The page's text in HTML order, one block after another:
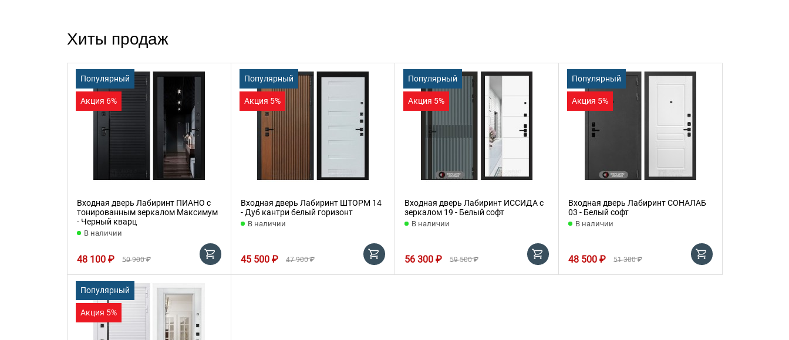
Хиты продаж
Популярный
Акция 6%
Входная дверь Лабиринт ПИАНО с
тонированным зеркалом Максимум
- Черный кварц
В наличии
48 100 ₽ 50 900 ₽
Популярный
Акция 5%
Входная дверь Лабиринт ШТОРМ 14
- Дуб кантри белый горизонт
В наличии
45 500 ₽ 47 900 ₽
Популярный
Акция 5%
Входная дверь Лабиринт ИССИДА с
зеркалом 19 - Белый софт
В наличии
56 300 ₽ 59 500 ₽
Популярный
Акция 5%
Входная дверь Лабиринт СОНАЛАБ
03 - Белый софт
В наличии
48 500 ₽ 51 300 ₽
Популярный
Акция 5%